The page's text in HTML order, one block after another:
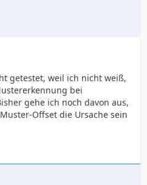
getestet, weil ich nicht weiß,
bei
gehe ich noch davon aus,
Offset die Ursache sein